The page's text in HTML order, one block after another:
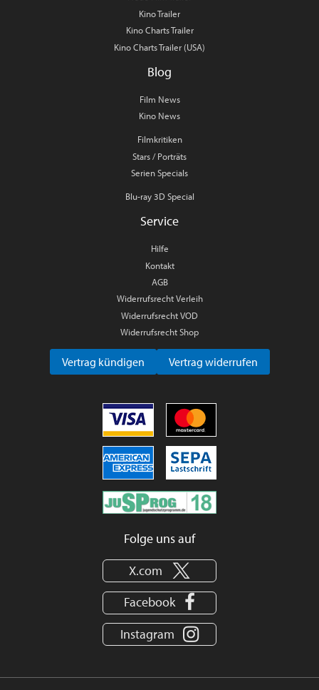
Kino Trailer
Kino Charts Trailer
Kino Charts Trailer (USA)
Blog
Film News
Kino News
Filmkritiken
Stars / Porträts
Serien Specials
Blu-ray 3D Special
Service
Hilfe
Kontakt
AGB
Widerrufsrecht Verleih
Widerrufsrecht VOD
Widerrufsrecht Shop
Vertrag kündigen Vertrag widerrufen
Folge uns auf
X.com
Facebook
Instagram